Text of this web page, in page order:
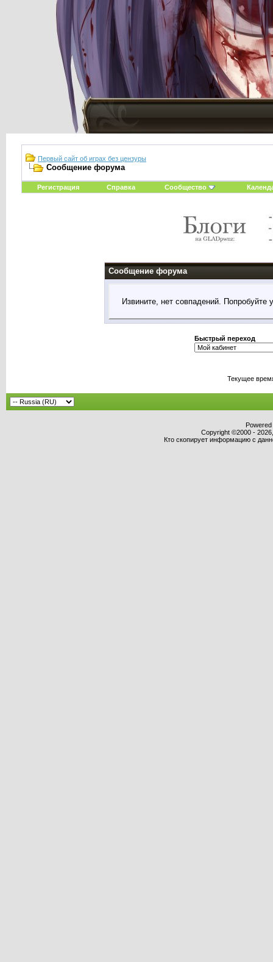
Первый сайт об играх без цензуры
Сообщение форума
Регистрация Справка Сообщество
Сообщение форума
Извините, нет совпадений. Попробуйте
Быстрый переход
Текущее
Copyright ©2000 -
Кто скопирует информацию с